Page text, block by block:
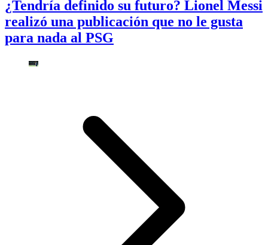
¿Tendría definido su futuro? Lionel Messi
realizó una publicación que no le gusta
para nada al PSG